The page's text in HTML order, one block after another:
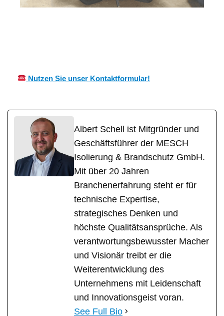
Nutzen Sie unser Kontaktformular!
Albert Schell ist Mitgründer und
Geschäftsführer der MESCH
Isolierung & Brandschutz GmbH.
Mit über 20 Jahren
Branchenerfahrung steht er für
technische Expertise,
strategisches Denken und
höchste Qualitätsansprüche. Als
verantwortungsbewusster Macher
und Visionär treibt er die
Weiterentwicklung des
Unternehmens mit Leidenschaft
und Innovationsgeist voran.
See Full Bio